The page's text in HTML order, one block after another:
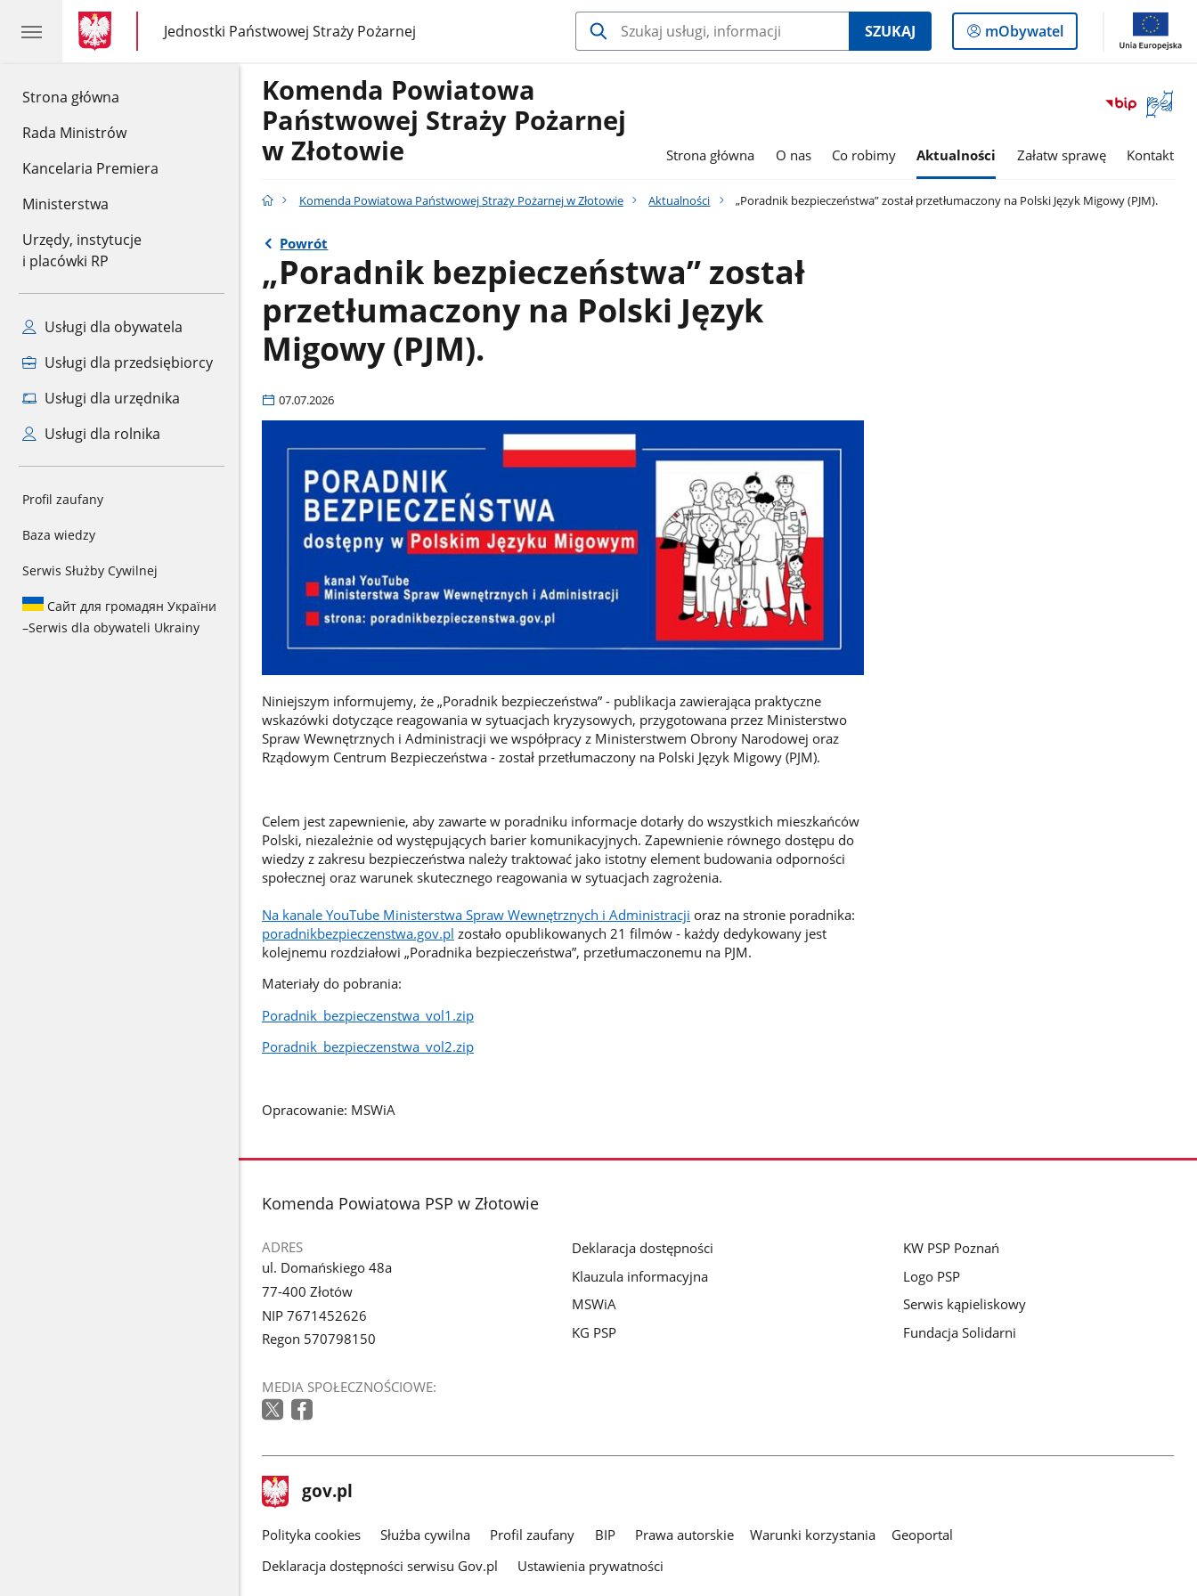
Strona główna
Rada Ministrów
Kancelaria Premiera
Ministerstwa
Urzędy, instytucje
i placówki RP
Usługi dla obywatela
Usługi dla przedsiębiorcy
Usługi dla urzędnika
Usługi dla rolnika
Profil zaufany
Baza wiedzy
Serwis Służby Cywilnej
Сайт для громадян України
–Serwis dla obywateli Ukrainy
gov.pl
gov.pl
Jednostki Państwowej Straży Pożarnej
gov.pl
Jednostki
Państwowej
SZUKAJ
Logowanie
do
mObywatel
Otwórz
okno
Komenda Powiatowa
Państwowej Straży Pożarnej
w Złotowie
Strona główna O nas Co robimy Aktualności Załatw sprawę Kontakt
Komenda Powiatowa Państwowej Straży Pożarnej w Złotowie Aktualności „Poradnik bezpieczeństwa” został przetłumaczony na Polski Język Migowy (PJM).
Powrót
„Poradnik bezpieczeństwa” został
przetłumaczony na Polski Język
Migowy (PJM).
07.07.2026
Niniejszym informujemy, że „Poradnik bezpieczeństwa” - publikacja zawierająca praktyczne
wskazówki dotyczące reagowania w sytuacjach kryzysowych, przygotowana przez Ministerstwo
Spraw Wewnętrznych i Administracji we współpracy z Ministerstwem Obrony Narodowej oraz
Rządowym Centrum Bezpieczeństwa - został przetłumaczony na Polski Język Migowy (PJM).
Celem jest zapewnienie, aby zawarte w poradniku informacje dotarły do wszystkich mieszkańców
Polski, niezależnie od występujących barier komunikacyjnych. Zapewnienie równego dostępu do
wiedzy z zakresu bezpieczeństwa należy traktować jako istotny element budowania odporności
społecznej oraz warunek skutecznego reagowania w sytuacjach zagrożenia.
Na kanale YouTube Ministerstwa Spraw Wewnętrznych i Administracji oraz na stronie poradnika:
poradnikbezpieczenstwa.gov.pl zostało opublikowanych 21 filmów - każdy dedykowany jest
kolejnemu rozdziałowi „Poradnika bezpieczeństwa”, przetłumaczonemu na PJM.
Materiały do pobrania:
Poradnik_bezpieczenstwa_vol1.zip
Poradnik_bezpieczenstwa_vol2.zip
Opracowanie: MSWiA
stopka
Komenda Powiatowa PSP w Złotowie
ADRES
ul. Domańskiego 48a
77-400 Złotów
NIP 7671452626
Regon 570798150
MEDIA SPOŁECZNOŚCIOWE:
Deklaracja dostępności
Klauzula informacyjna
MSWiA
KG PSP
KW PSP Poznań
Logo PSP
Serwis kąpieliskowy
Fundacja Solidarni
stopka
gov.pl Strona
gov.pl
gov.pl
Polityka cookies Służba cywilna Profil zaufany BIP Prawa autorskie Warunki korzystania
Geoportal
Deklaracja dostępności serwisu Gov.pl
Ustawienia prywatności